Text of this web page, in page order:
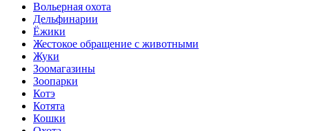
Вольерная охота
Дельфинарии
Ёжики
Жестокое обращение с животными
Жуки
Зоомагазины
Зоопарки
Котэ
Котята
Кошки